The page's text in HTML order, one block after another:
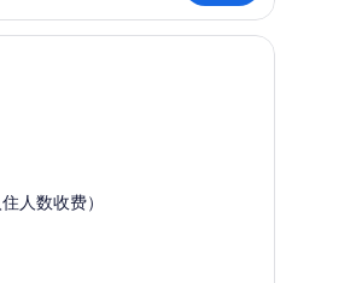
羽绒被、客房内保险箱、笔记本电脑工作区、
人数收费）